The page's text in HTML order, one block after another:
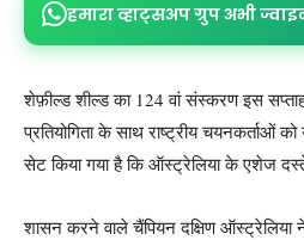
हमारा व्हाट्सअप ग्रुप अभी
शेफ़ील्ड शील्ड का 124 वां संस्करण इस
प्रतियोगिता के साथ राष्ट्रीय
सेट किया गया है कि ऑस्ट्रेलिया के एशेज
शासन करने वाले चैंपियन दक्षिण ऑस्ट्रेलिया